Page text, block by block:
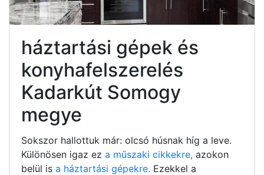
háztartási gépek és
konyhafelszerelés
Kadarkút Somogy
megye
Sokszor hallottuk már: olcsó húsnak híg a leve.
Különösen igaz ez a műszaki cikkekre, azokon
belül is a háztartási gépekre. Ezekkel a